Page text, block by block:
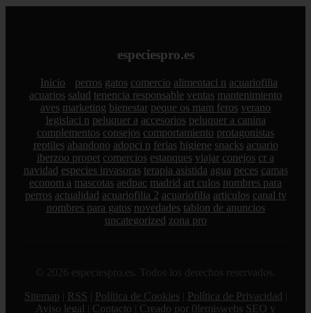
especiespro.es
Inicio perros gatos comercio alimentaci n acuariofilia
acuarios salud tenencia responsable ventas mantenimiento
aves marketing bienestar peque os mam feros verano
legislaci n peluquer a accesorios peluquer a canina
complementos consejos comportamiento protagonistas
reptiles abandono adopci n ferias higiene snacks acuario
iberzoo propet comercios estanques viajar conejos cr a
navidad especies invasoras terapia asistida agua peces camas
econom a mascotas aedpac madrid art culos nombres para
perros actualidad acuariofilia 2 acuariofilia articulos canal tv
nombres para gatos novedades tablon de anuncios
uncategorized zona pro
© 2026 especiespro.es. Todos los derechos reservados.
Sitemap
RSS Política de Cookies Política de Privacidad
Aviso legal
Contacto Creado por 0lemiswebs SEO y